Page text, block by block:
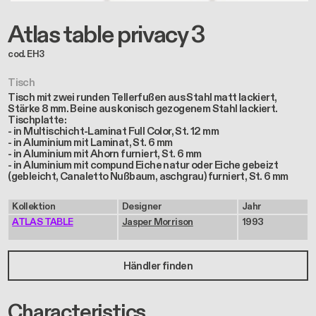
Tisch mit zwei runden Tellerfußen aus Stahl matt lackiert,
Stärke 8 mm. Beine aus konisch gezogenem Stahl lackiert.
Tischplatte:
- in Aluminium mit Ahorn furniert, St. 6 mm
- in Aluminium mit compund Eiche natur oder Eiche gebeizt
(gebleicht, Canaletto Nußbaum, aschgrau) furniert, St. 6 mm
Kollektion
ATLAS TABLE
Designer
Jasper Morrison
Händler finden
Characteristics